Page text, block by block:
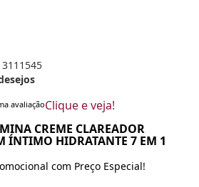
3111545
avaliaçãoClique e veja!
CREME CLAREADOR
ÍNTIMO HIDRATANTE 7 EM 1
com Preço Especial!